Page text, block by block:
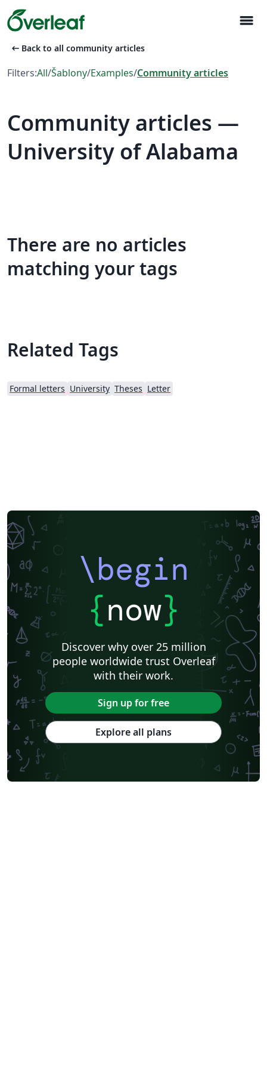
menu
arrow_left_alt Back to all community articles
Filters:All/Šablony/Examples/Community articles
Community articles —
University of Alabama
There are no articles
matching your tags
Related Tags
Formal letters University Theses Letter
\begin
{now}
Discover why over 25 million
people worldwide trust Overleaf
with their work.
Sign up for free
Explore all plans